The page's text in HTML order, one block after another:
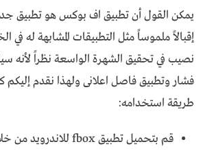
يمكن القول أن تطبيق اف بوكس هو تطبيق
إقبالاً ملموساً مثل التطبيقات المشابهة له في
نصيب في تحقيق الشهرة الواسعة نظراً لأنه
فشار وتطبيق فاصل اعلانى ولهذا نقدم إليكم
طريقة استخدامه:
قم بتحميل تطبيق fbox للاندرويد من خلال الرابط المتاح أدناه